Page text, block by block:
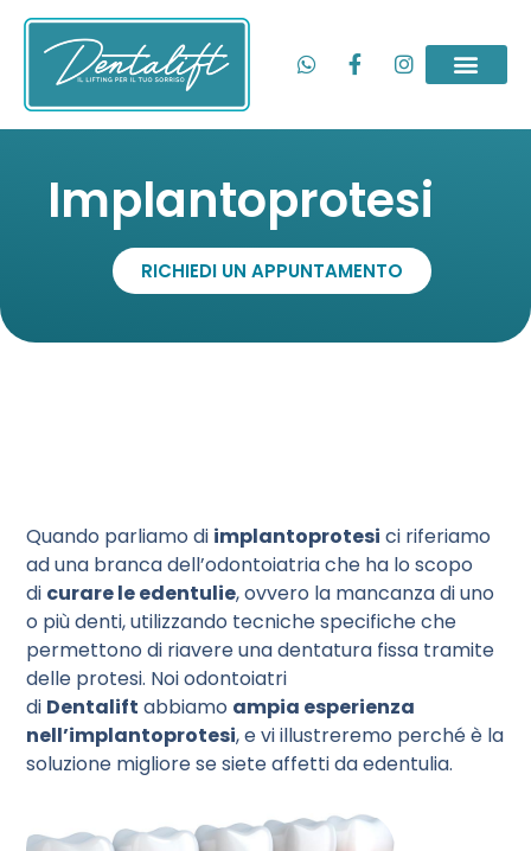
Implantoprotesi
RICHIEDI UN APPUNTAMENTO
Quando parliamo di implantoprotesi ci riferiamo
ad una branca dell’odontoiatria che ha lo scopo
di curare le edentulie, ovvero la mancanza di uno
o più denti, utilizzando tecniche specifiche che
permettono di riavere una dentatura fissa tramite
delle protesi. Noi odontoiatri
di Dentalift abbiamo ampia esperienza
nell’implantoprotesi, e vi illustreremo perché è la
soluzione migliore se siete affetti da edentulia.